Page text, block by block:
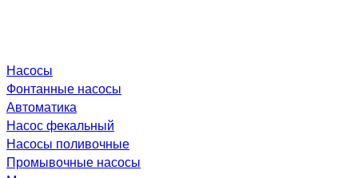
Насосы
Фонтанные насосы
Автоматика
Насос фекальный
Насосы поливочные
Промывочные насосы